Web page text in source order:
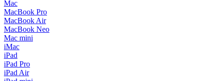
Mac
MacBook Pro
MacBook Air
MacBook Neo
Mac mini
iMac
iPad
iPad Pro
iPad Air